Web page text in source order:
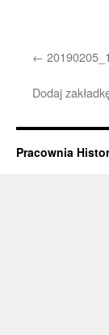
Dodaj
Pracownia